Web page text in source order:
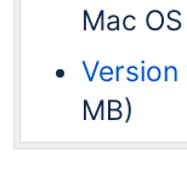
Mac
MB)